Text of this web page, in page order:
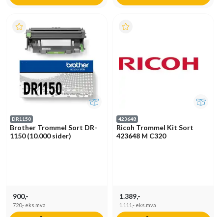
DR1150
Brother Trommel Sort DR-
1150 (10.000 sider)
900,-
720,- eks.mva
423648
Ricoh Trommel Kit Sort
423648 M C320
1.389,-
1.111,- eks.mva